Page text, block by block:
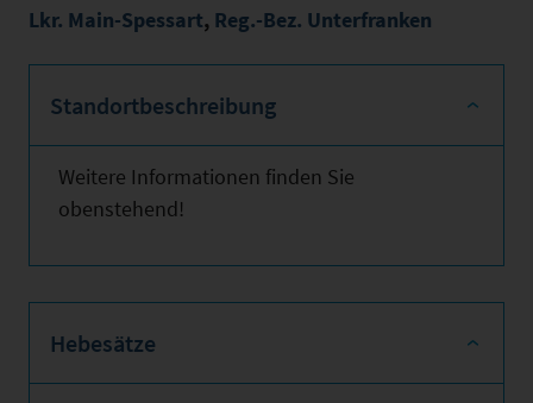
Lkr. Main-Spessart, Reg.-Bez. Unterfranken
Standortbeschreibung
Weitere Informationen finden Sie
obenstehend!
Hebesätze